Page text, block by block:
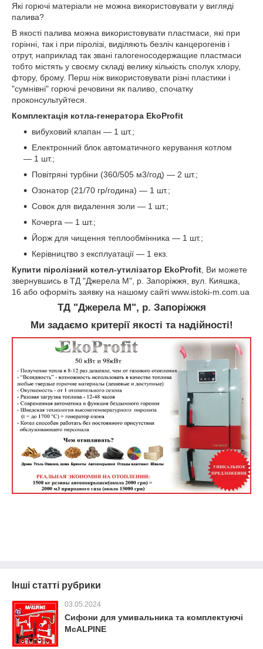
Які горючі матеріали не можна використовувати у вигляді
палива?
В якості палива можна використовувати пластмаси, які при
горінні, так і при піролізі, виділяють безліч канцерогенів і
отрут, наприклад так звані галогеносодержащие пластмаси
тобто містять у своєму складі велику кількість сполук хлору,
фтору, брому. Перш ніж використовувати різні пластики і
"сумнівні" горючі речовини як паливо, спочатку
проконсультуйтеся.
Комплектація котла-генератора EkoProfit
вибуховий клапан ― 1 шт.;
Електронний блок автоматичного керування котлом
― 1 шт.;
Повітряні турбіни (360/505 м3/год) ― 2 шт.;
Озонатор (21/70 гр/година) ― 1 шт.;
Совок для видалення золи ― 1 шт.;
Кочерга ― 1 шт.;
Йорж для чищення теплообмінника ― 1 шт.;
Керівництво з експлуатації ― 1 екз.
Купити піролізний котел-утилізатор EkoProfit , Ви можете
звернувшись в ТД "Джерела М", р. Запоріжжя, вул. Кияшка,
16 або оформіть заявку на нашому сайті www.istoki-m.com.ua
ТД "Джерела М", р. Запоріжжя
Ми задаємо критерії якості та надійності!
Інші статті рубрики
03.05.2024
Сифони для умивальника та комплектуючі
McALPINE